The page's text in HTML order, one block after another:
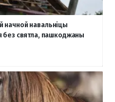
начной навальніцы
без святла, пашкоджаны